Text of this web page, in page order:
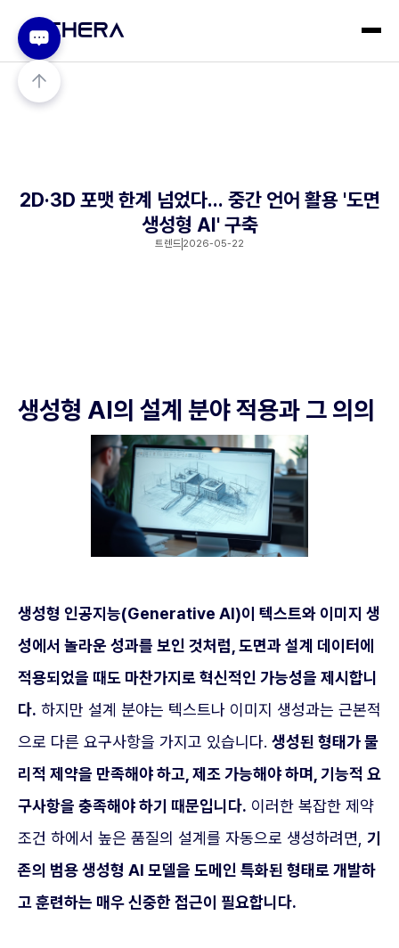
2D·3D 포맷 한계 넘었다... 중간 언어 활용 '도면
생성형 AI' 구축
트렌드 2026-05-22
생성형 AI의 설계 분야 적용과 그 의의
생성형 인공지능(Generative AI)이 텍스트와 이미지 생
성에서 놀라운 성과를 보인 것처럼, 도면과 설계 데이터에
적용되었을 때도 마찬가지로 혁신적인 가능성을 제시합니
다. 하지만 설계 분야는 텍스트나 이미지 생성과는 근본적
으로 다른 요구사항을 가지고 있습니다. 생성된 형태가 물
리적 제약을 만족해야 하고, 제조 가능해야 하며, 기능적 요
구사항을 충족해야 하기 때문입니다. 이러한 복잡한 제약
조건 하에서 높은 품질의 설계를 자동으로 생성하려면, 기
존의 범용 생성형 AI 모델을 도메인 특화된 형태로 개발하
고 훈련하는 매우 신중한 접근이 필요합니다.